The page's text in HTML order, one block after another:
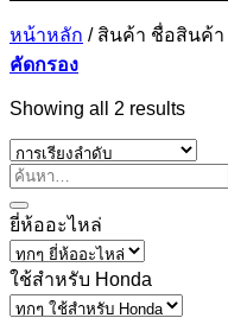
หน้าหลัก /สินค้า ชื่อสินค้า
คัดกรอง
Showing all 2 results
ยี่ห้ออะไหล่
ใช้สำหรับ Honda